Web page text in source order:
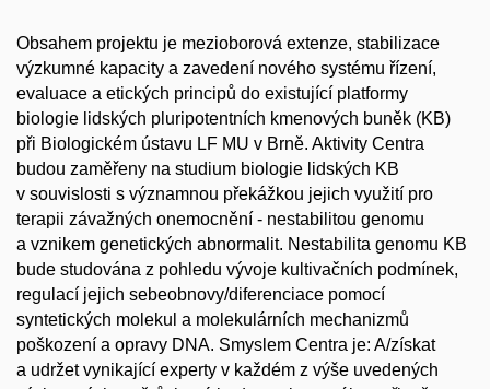
Obsahem projektu je mezioborová extenze, stabilizace
výzkumné kapacity a zavedení nového systému řízení,
evaluace a etických principů do existující platformy
biologie lidských pluripotentních kmenových buněk (KB)
při Biologickém ústavu LF MU v Brně. Aktivity Centra
budou zaměřeny na studium biologie lidských KB
v souvislosti s významnou překážkou jejich využití pro
terapii závažných onemocnění - nestabilitou genomu
a vznikem genetických abnormalit. Nestabilita genomu KB
bude studována z pohledu vývoje kultivačních podmínek,
regulací jejich sebeobnovy/diferenciace pomocí
syntetických molekul a molekulárních mechanizmů
poškození a opravy DNA. Smyslem Centra je: A/získat
a udržet vynikající experty v každém z výše uvedených